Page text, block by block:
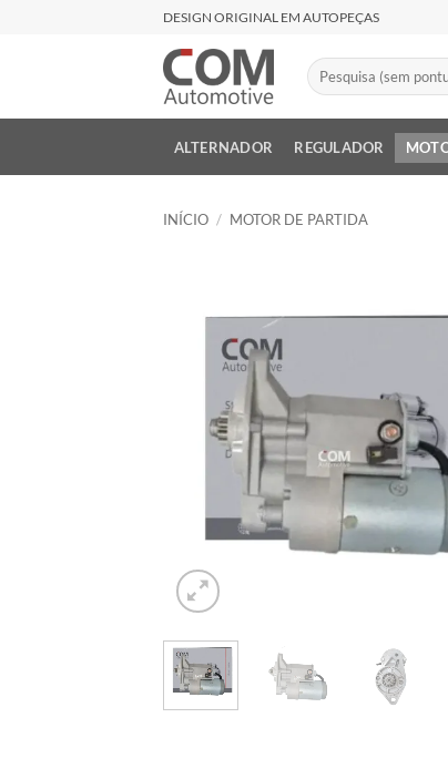
DESIGN ORIGINAL EM AUTOPEÇAS
Pesquisar
por:
ALTERNADOR REGULADOR
INÍCIO / MOTOR DE PARTIDA